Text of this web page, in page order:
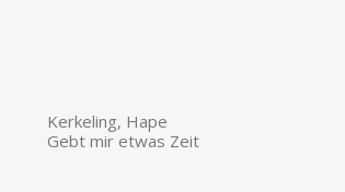
Kerkeling, Hape
Gebt mir etwas Zeit